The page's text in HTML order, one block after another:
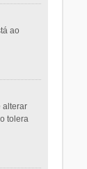
ao
alterar
tolera